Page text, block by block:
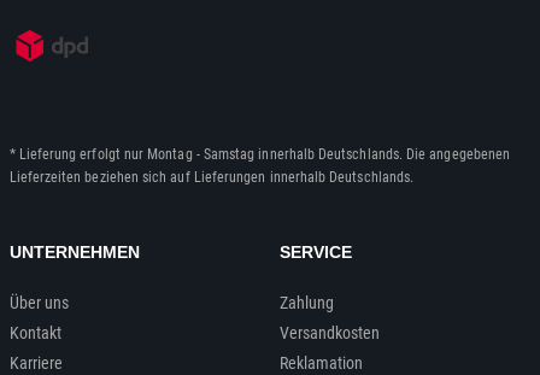
* Lieferung erfolgt nur Montag - Samstag innerhalb Deutschlands. Die angegebenen
Lieferzeiten beziehen sich auf Lieferungen innerhalb Deutschlands.
UNTERNEHMEN
Über uns
Kontakt
Karriere
SERVICE
Zahlung
Versandkosten
Reklamation